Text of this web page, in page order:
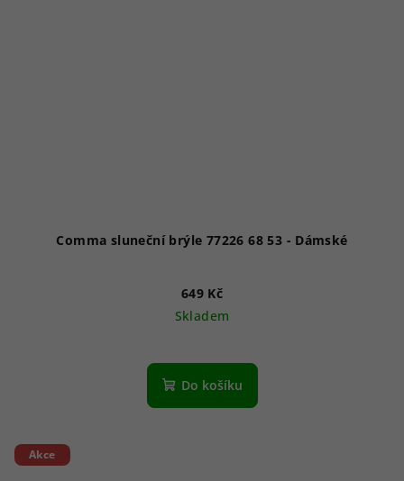
Comma sluneční brýle 77226 68 53 - Dámské
649 Kč
Skladem
Do košíku
Akce